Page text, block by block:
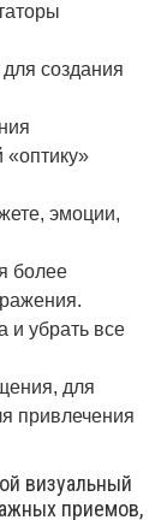
создания
эмоции,
более
и убрать все
для
привлечения
визуальный
приемов,